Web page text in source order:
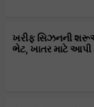
ખરીફ સિઝનની
ભેટ, ખાતર માટે આપી